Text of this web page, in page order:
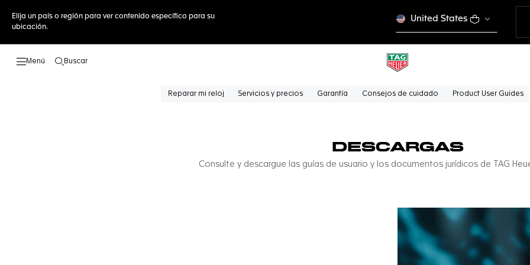
Elija un país o región para ver contenido específico para su
ubicación.
United States
Buscar